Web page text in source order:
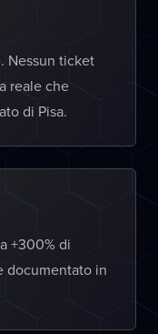
Nessun ticket
reale che
di Pisa.
+300% di
documentato in